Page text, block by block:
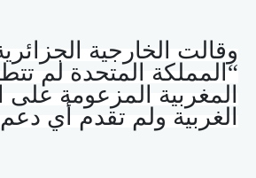
وقالت الخارجية
“المملكة المتحدة لم
المغربية المزعومة على
الغربية ولم تقدم أي دعم